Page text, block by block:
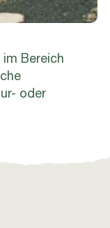
im Bereich
oder